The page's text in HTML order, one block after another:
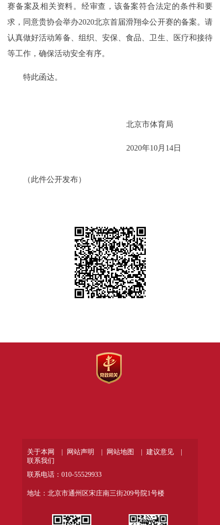
赛备案及相关资料。经审查，该备案符合法定的条件和要
求，同意贵协会举办2020北京首届滑翔伞公开赛的备案。请
认真做好活动筹备、组织、安保、食品、卫生、医疗和接待
等工作，确保活动安全有序。
特此函达。
北京市体育局
2020年10月14日
（此件公开发布）
关于本网 | 网站声明 | 网站地图 |
建议意见 |
联系我们
联系电话：010-55529933
地址：北京市通州区宋庄南三街209号院1号楼